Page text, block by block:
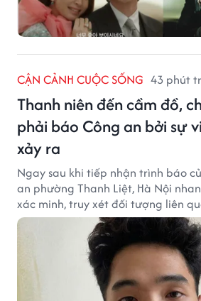
CẬN CẢNH CUỘC SỐNG 43 phút
Thanh niên đến cầm đồ,
phải báo Công an bởi sự
xảy ra
Ngay sau khi tiếp nhận trình báo
an phường Thanh Liệt, Hà Nội
xác minh, truy xét đối tượng liên
giật tài sản xảy ra tại một cửa